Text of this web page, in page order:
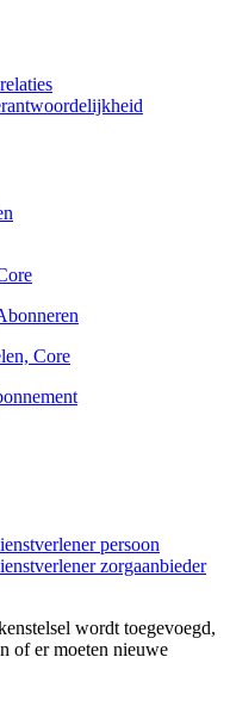
Core
persoon
zorgaanbieder
wordt toegevoegd,
of er moeten nieuwe